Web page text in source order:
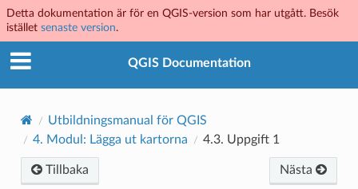
Detta dokumentation är för en QGIS-version som har utgått. Besök
istället senaste version.
QGIS Documentation
Utbildningsmanual för QGIS
4. Modul: Lägga ut kartorna 4.3. Uppgift 1
Tillbaka Nästa